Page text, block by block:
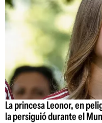
La princesa Leonor, en
la persiguió durante el